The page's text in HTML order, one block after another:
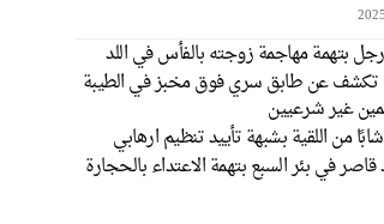
بتهمة مهاجمة زوجته بالفأس في اللد
تكشف عن طابق سري فوق مخبز في الطيبة
غير شرعيين
من اللقية بشبهة تأييد تنظيم ارهابي
في بئر السبع بتهمة الاعتداء بالحجارة